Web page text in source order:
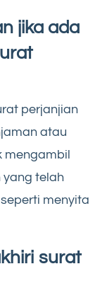
jika ada
perjanjian
atau
mengambil
yang telah
menyita
surat